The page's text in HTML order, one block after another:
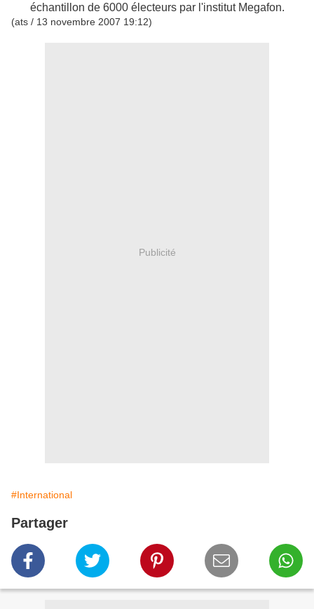
échantillon de 6000 électeurs par l'institut Megafon.
(ats / 13 novembre 2007 19:12)
Publicité
#International
Partager